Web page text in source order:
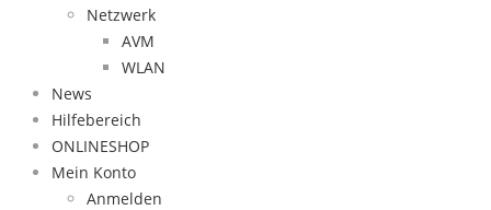
Netzwerk
AVM
WLAN
News
Hilfebereich
ONLINESHOP
Mein Konto
Anmelden